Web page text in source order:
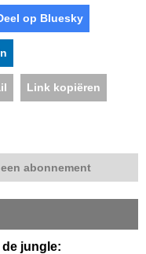
op Bluesky
Link kopiëren
een abonnement
jungle: